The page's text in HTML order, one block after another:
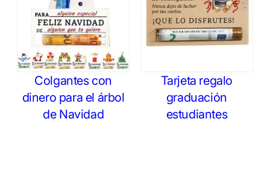
Colgantes con
dinero para el árbol
de Navidad
Tarjeta regalo
graduación
estudiantes